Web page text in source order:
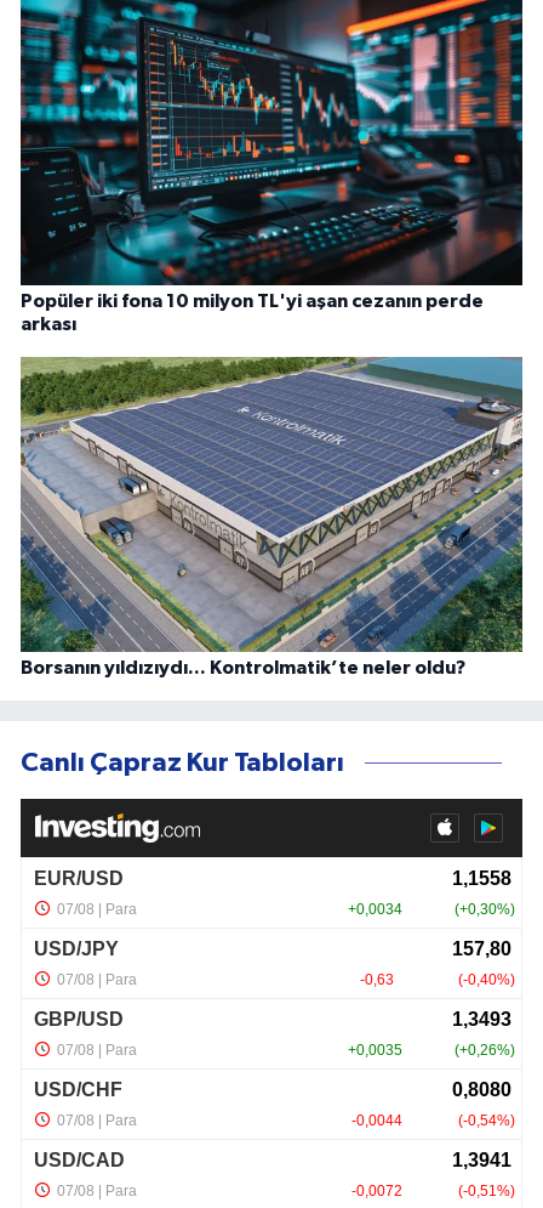
Popüler iki fona 10 milyon TL'yi aşan cezanın perde
arkası
Borsanın yıldızıydı... Kontrolmatik’te neler oldu?
Canlı Çapraz Kur Tabloları